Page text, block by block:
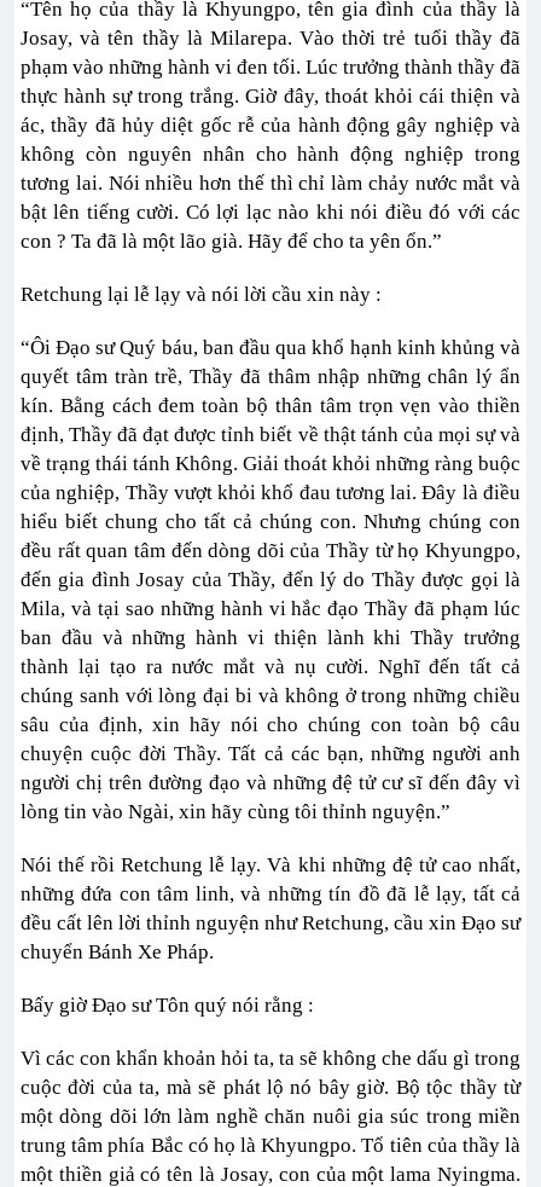
“Tên họ của thầy là Khyungpo, tên gia đình của thầy là
Josay, và tên thầy là Milarepa. Vào thời trẻ tuổi thầy đã
phạm vào những hành vi đen tối. Lúc trưởng thành thầy đã
thực hành sự trong trắng. Giờ đây, thoát khỏi cái thiện và
ác, thầy đã hủy diệt gốc rễ của hành động gây nghiệp và
không còn nguyên nhân cho hành động nghiệp trong
tương lai. Nói nhiều hơn thế thì chỉ làm chảy nước mắt và
bật lên tiếng cười. Có lợi lạc nào khi nói điều đó với các
con ? Ta đã là một lão già. Hãy để cho ta yên ổn.”
Retchung lại lễ lạy và nói lời cầu xin này :
“Ôi Đạo sư Quý báu, ban đầu qua khổ hạnh kinh khủng và
quyết tâm tràn trề, Thầy đã thâm nhập những chân lý ẩn
kín. Bằng cách đem toàn bộ thân tâm trọn vẹn vào thiền
định, Thầy đã đạt được tỉnh biết về thật tánh của mọi sự và
về trạng thái tánh Không. Giải thoát khỏi những ràng buộc
của nghiệp, Thầy vượt khỏi khổ đau tương lai. Đây là điều
hiểu biết chung cho tất cả chúng con. Nhưng chúng con
đều rất quan tâm đến dòng dõi của Thầy từ họ Khyungpo,
đến gia đình Josay của Thầy, đến lý do Thầy được gọi là
Mila, và tại sao những hành vi hắc đạo Thầy đã phạm lúc
ban đầu và những hành vi thiện lành khi Thầy trưởng
thành lại tạo ra nước mắt và nụ cười. Nghĩ đến tất cả
chúng sanh với lòng đại bi và không ở trong những chiều
sâu của định, xin hãy nói cho chúng con toàn bộ câu
chuyện cuộc đời Thầy. Tất cả các bạn, những người anh
người chị trên đường đạo và những đệ tử cư sĩ đến đây vì
lòng tin vào Ngài, xin hãy cùng tôi thỉnh nguyện.”
Nói thế rồi Retchung lễ lạy. Và khi những đệ tử cao nhất,
những đứa con tâm linh, và những tín đồ đã lễ lạy, tất cả
đều cất lên lời thỉnh nguyện như Retchung, cầu xin Đạo sư
chuyển Bánh Xe Pháp.
Bấy giờ Đạo sư Tôn quý nói rằng :
Vì các con khẩn khoản hỏi ta, ta sẽ không che dấu gì trong
cuộc đời của ta, mà sẽ phát lộ nó bây giờ. Bộ tộc thầy từ
một dòng dõi lớn làm nghề chăn nuôi gia súc trong miền
trung tâm phía Bắc có họ là Khyungpo. Tổ tiên của thầy là
một thiền giả có tên là Josay, con của một lama Nyingma.